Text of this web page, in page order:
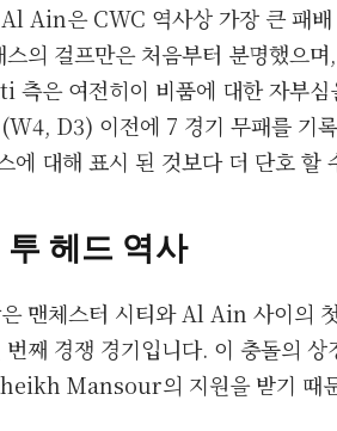
Ain은 CWC 역사상 가장 큰 패
스의 걸프만은 처음부터 분명했으
은 여전히이 비품에 대한 자부심
D3) 이전에 7 경기 무패를 기
에 대해 표시 된 것보다 더 단호 할
투 헤드 역사
맨체스터 시티와 Al Ain 사이의
번째 경쟁 경기입니다. 이 충돌의
Mansour의 지원을 받기 때